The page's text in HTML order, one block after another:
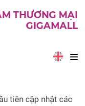
THƯƠNG MẠI
GIGAMALL
tiên cập nhật các